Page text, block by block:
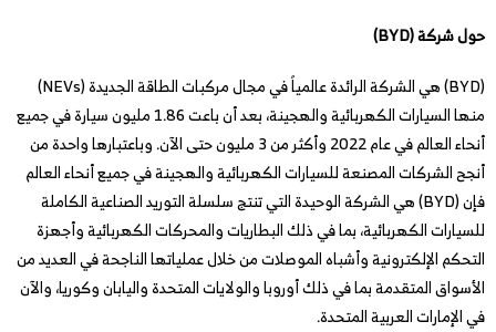
حول شركة (BYD
)
(BYD) هي الشركة الرائدة عالمياً في مجال مركبات الطاقة الجديدة (NEVs)
منها السيارات الكهربائية والهجينة، بعد أن باعت 1.86 مليون سيارة في جميع
أنحاء العالم في عام 2022 وأكثر من 3 مليون حتى الآن. وباعتبارها واحدة من
أنجح الشركات المصنعة للسيارات الكهربائية والهجينة في جميع أنحاء العالم
فإن (BYD) هي الشركة الوحيدة التي تنتج سلسلة التوريد الصناعية الكاملة
للسيارات الكهربائية، بما في ذلك البطاريات والمحركات الكهربائية وأجهزة
التحكم الإلكترونية وأشباه الموصلات من خلال عملياتها الناجحة في العديد من
الأسواق المتقدمة بما في ذلك أوروبا والولايات المتحدة واليابان وكوريا، والآن
في الإمارات العربية المتحدة.